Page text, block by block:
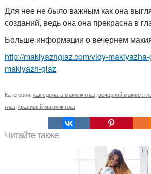
Для нее не было важным как она
созданий, ведь она она прекрасна в
Больше информации о вечернем
http://makiyazhglaz.com/vidy-
makiyazh-glaz
Категории: как сделать макияж глаз вечерний макияж
глаз красивый макияж глаз
Читайте также